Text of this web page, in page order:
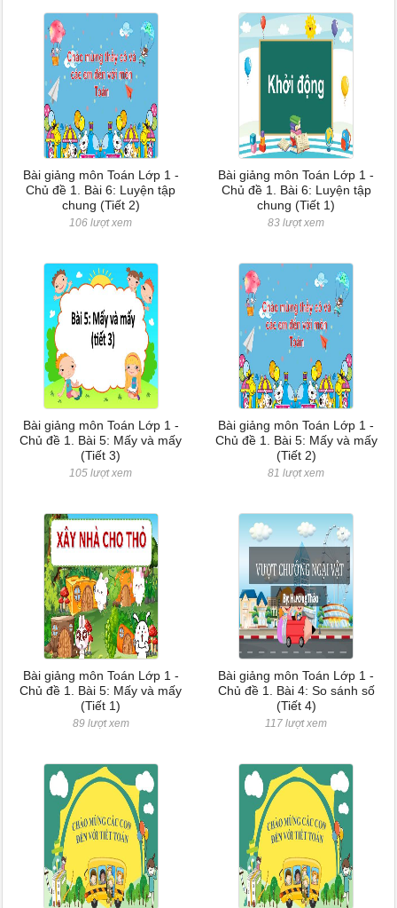
Bài giảng môn Toán Lớp 1 -
Chủ đề 1. Bài 6: Luyện tập
chung (Tiết 2)
106 lượt xem
Bài giảng môn Toán Lớp 1 -
Chủ đề 1. Bài 6: Luyện tập
chung (Tiết 1)
83 lượt xem
Bài giảng môn Toán Lớp 1 -
Chủ đề 1. Bài 5: Mấy và mấy
(Tiết 3)
105 lượt xem
Bài giảng môn Toán Lớp 1 -
Chủ đề 1. Bài 5: Mấy và mấy
(Tiết 2)
81 lượt xem
Bài giảng môn Toán Lớp 1 -
Chủ đề 1. Bài 5: Mấy và mấy
(Tiết 1)
89 lượt xem
Bài giảng môn Toán Lớp 1 -
Chủ đề 1. Bài 4: So sánh số
(Tiết 4)
117 lượt xem